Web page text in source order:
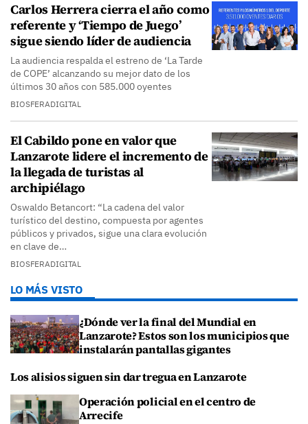
Carlos Herrera cierra el año como
referente y ‘Tiempo de Juego’
sigue siendo líder de audiencia
La audiencia respalda el estreno de ‘La Tarde
de COPE’ alcanzando su mejor dato de los
últimos 30 años con 585.000 oyentes
BIOSFERADIGITAL
El Cabildo pone en valor que
Lanzarote lidere el incremento de
la llegada de turistas al
archipiélago
Oswaldo Betancort: “La cadena del valor
turístico del destino, compuesta por agentes
públicos y privados, sigue una clara evolución
en clave de…
BIOSFERADIGITAL
LO MÁS VISTO
¿Dónde ver la final del Mundial en
Lanzarote? Estos son los municipios que
instalarán pantallas gigantes
Los alisios siguen sin dar tregua en Lanzarote
Operación policial en el centro de
Arrecife